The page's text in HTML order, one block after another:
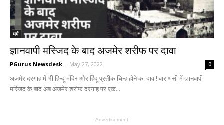
धर्म
ज्ञानवापी मस्जिद के बाद अजमेर शरीफ पर दावा
PGurus Newsdesk - May 27, 2022 0
अजमेर दरगाह में भी हिन्दू मंदिर और हिंदू प्रतीक चिन्ह होने का दावा! वाराणसी में ज्ञानवापी
मस्जिद के बाद अब अजमेर शरीफ दरगाह पर एक...
- Advertisement -